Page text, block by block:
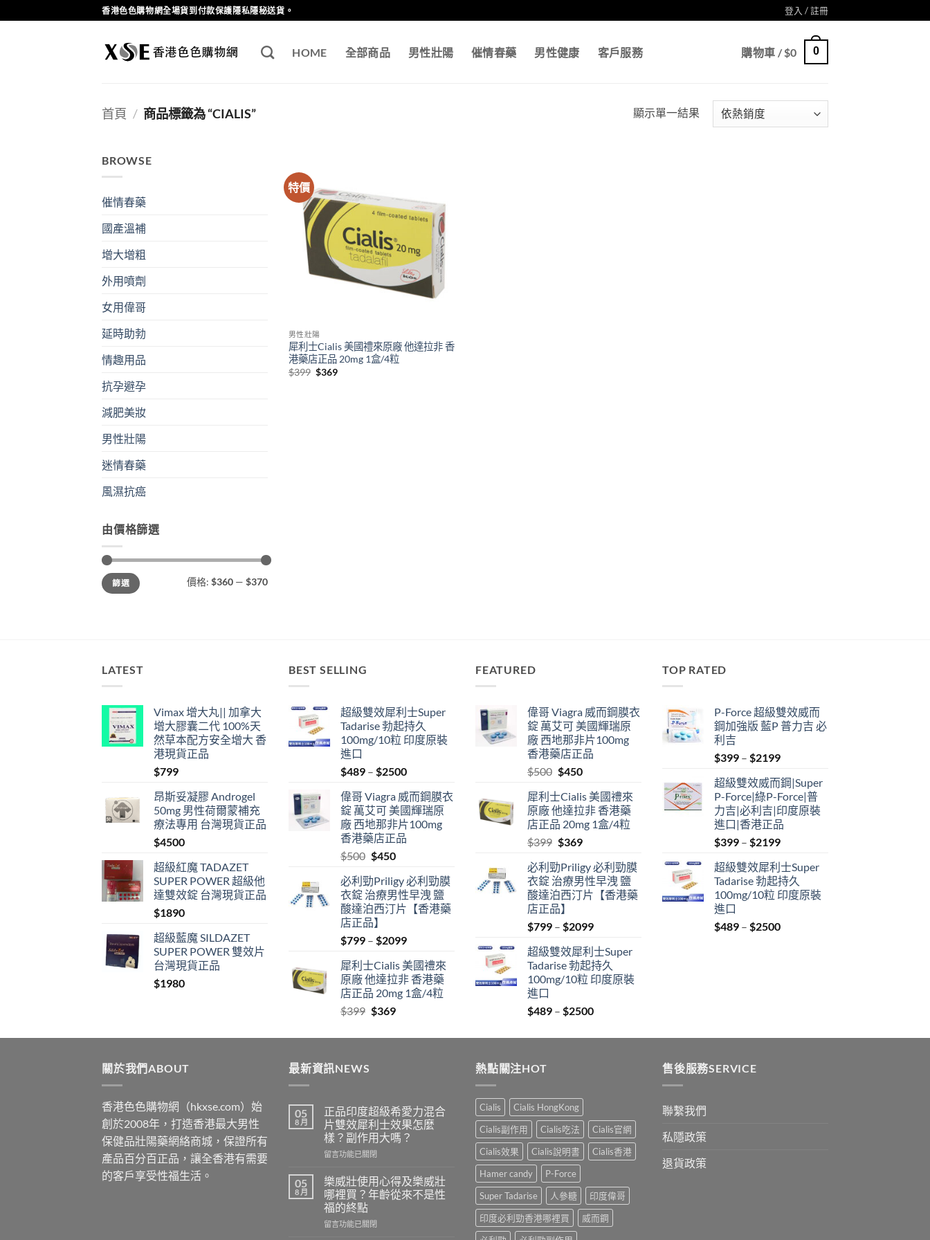
to
香港色色購物網全場貨到付款保護隱私隱秘送貨。 登入 / 註冊
HOME 全部商品 男性壯陽 催情春藥 男性健康 客戶服務 購物車 /$0 0
首頁 / 商品標籤為 “CIALIS” 顯示單一結果
BROWSE
催情春藥
國產溫補
增大增粗
外用噴劑
女用偉哥
延時助勃
情趣用品
抗孕避孕
減肥美妝
男性壯陽
迷情春藥
風濕抗癌
由價格篩選
最
低
價
最
高
價
篩選 價格: $360 — $370
特價
男性壯陽
犀利士Cialis 美國禮來原廠 他達拉非 香
港藥店正品 20mg 1盒/4粒
$399 Original
$369Current
LATEST
Vimax 增大丸|| 加拿大
增大膠囊二代 100%天
然草本配方安全增大 香
港現貨正品
$799
昂斯妥凝膠 Androgel
50mg 男性荷爾蒙補充
療法專用 台灣現貨正品
$4500
超級紅魔 TADAZET
SUPER POWER 超級他
達雙效錠 台灣現貨正品
$1890
超級藍魔 SILDAZET
SUPER POWER 雙效片
台灣現貨正品
$1980
BEST SELLING
超級雙效犀利士Super
Tadarise 勃起持久
100mg/10粒 印度原裝
進口
$489 – $2500Price
$489
through
$2500
偉哥 Viagra 威而鋼膜衣
錠 萬艾可 美國輝瑞原
廠 西地那非片100mg
香港藥店正品
$500 Original
was:
$500.
$450Current
is:
$450.
必利勁Priligy 必利勁膜
衣錠 治療男性早洩 鹽
酸達泊西汀片【香港藥
店正品】
$799 – $2099Price
$799
through
$2099
犀利士Cialis 美國禮來
原廠 他達拉非 香港藥
店正品 20mg 1盒/4粒
$399 Original
was:
$369Current
is:
FEATURED
偉哥 Viagra 威而鋼膜衣
錠 萬艾可 美國輝瑞原
廠 西地那非片100mg
香港藥店正品
$500 Original
was:
$500.
$450Current
is:
$450.
犀利士Cialis 美國禮來
原廠 他達拉非 香港藥
店正品 20mg 1盒/4粒
$399 Original
was:
$399.
$369Current
is:
$369.
必利勁Priligy 必利勁膜
衣錠 治療男性早洩 鹽
酸達泊西汀片【香港藥
店正品】
$799 – $2099Price
$799
through
$2099
超級雙效犀利士Super
Tadarise 勃起持久
100mg/10粒 印度原裝
進口
$489 – $2500Price
$489
TOP RATED
P-Force 超級雙效威而
鋼加強版 藍P 普力吉 必
利吉
$399 – $2199Price
$399
through
$2199
超級雙效威而鋼|Super
P-Force|綠P-Force|普
力吉|必利吉|印度原裝
進口|香港正品
$399 – $2199Price
$399
through
$2199
超級雙效犀利士Super
Tadarise 勃起持久
100mg/10粒 印度原裝
進口
$489 – $2500Price
關於我們ABOUT
香港色色購物網（hkxse.com）始
創於2008年，打造香港最大男性
保健品壯陽藥網絡商城，保證所有
產品百分百正品，讓全香港有需要
的客戶享受性福生活。
最新資訊NEWS
05
8 月
正品印度超級希愛力混合
片雙效犀利士效果怎麼
樣？副作用大嗎？
在
品
印
度
超
級
留言功能已關閉
05
8 月
樂威壯使用心得及樂威壯
哪裡買？年齡從來不是性
福的終點
在
留言功能已關閉
熱點關注HOT
Cialis
Cialis HongKong
Cialis副作用
Cialis吃法
Cialis官網
Cialis效果
Cialis說明書
Cialis香港
Hamer candy
P-Force
Super Tadarise
人參糖
印度偉哥
印度必利勁香港哪裡買
威而鋼
售後服務SERVICE
聯繫我們
私隱政策
退貨政策